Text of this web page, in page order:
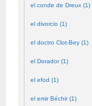
el conde de Dreux (1)
el divorcio (1)
el doctro Clot-Bey (1)
el Dorador (1)
el efod (1)
el emir Béchir (1)